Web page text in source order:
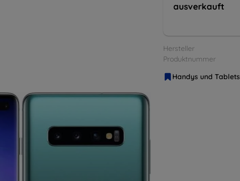
ausverkauft
Hersteller
Produktnummer
Handys und Tablets